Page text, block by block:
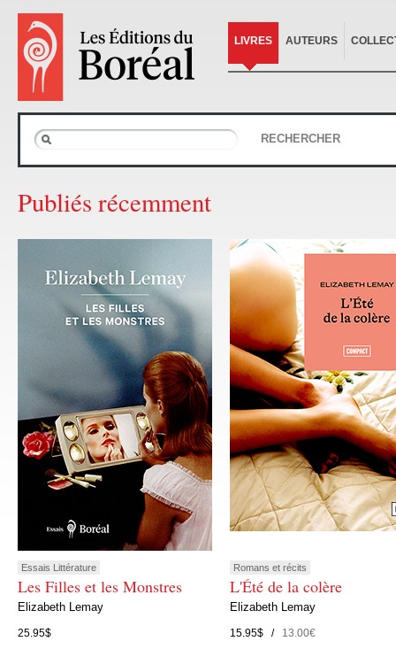
LIVRES AUTEURS
RECHERCHER
Publiés récemment
Essais Littérature
Les Filles et les Monstres
Elizabeth Lemay
25.95$
Romans et récits
L'Été de la colère
Elizabeth Lemay
15.95$ /13.00€